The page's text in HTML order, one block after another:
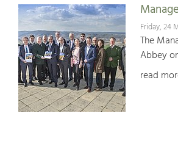
Friday, 24
The
Abbey
read